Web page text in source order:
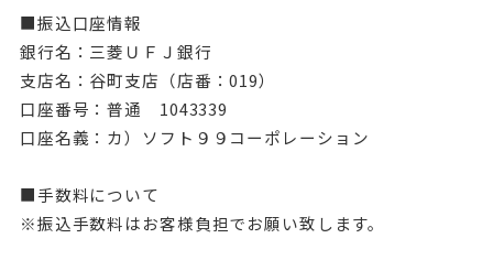
■振込口座情報
銀行名：三菱ＵＦＪ銀行
支店名：谷町支店（店番：019）
口座番号：普通 1043339
口座名義：カ）ソフト９９コーポレーション
■手数料について
※振込手数料はお客様負担でお願い致します。